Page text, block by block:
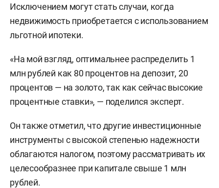
Исключением могут стать случаи, когда
недвижимость приобретается с использованием
льготной ипотеки.
«На мой взгляд, оптимальнее распределить 1
млн рублей как 80 процентов на депозит, 20
процентов — на золото, так как сейчас высокие
процентные ставки», — поделился эксперт.
Он также отметил, что другие инвестиционные
инструменты с высокой степенью надежности
облагаются налогом, поэтому рассматривать их
целесообразнее при капитале свыше 1 млн
рублей.